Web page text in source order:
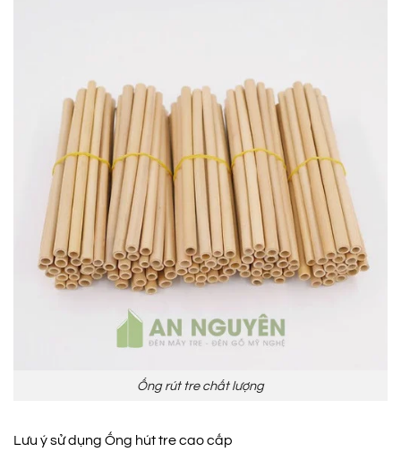
Ống rút tre chất lượng
Lưu ý sử dụng Ống hút tre cao cấp